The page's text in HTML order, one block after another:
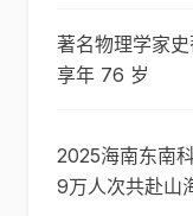
著名物理学家史
享年 76 岁
2025海南东南
9万人次共赴山